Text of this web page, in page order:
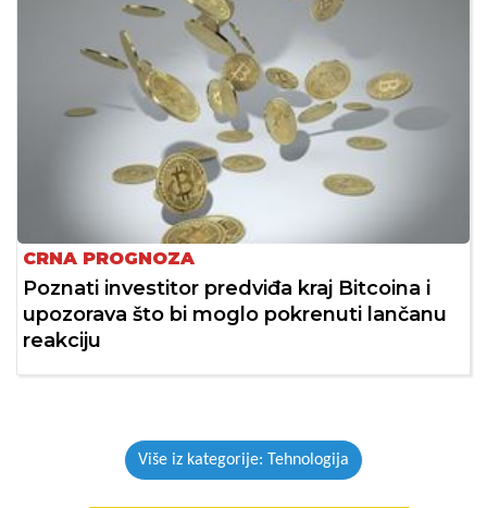
CRNA PROGNOZA
Poznati investitor predviđa kraj Bitcoina i
upozorava što bi moglo pokrenuti lančanu
reakciju
Više iz kategorije: Tehnologija